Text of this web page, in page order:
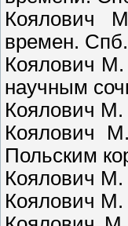
Коялович
времен.
Коялович М.
научным
Коялович М.
Коялович
Польским
Коялович М.
Коялович М.